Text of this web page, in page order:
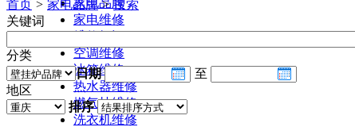
家电维修
维修知识
空调维修
冰箱维修
热水器维修
燃气灶维修
洗衣机维修
首页 > 家电品牌 > 搜索
关键词
分类
日期
至
地区
排序